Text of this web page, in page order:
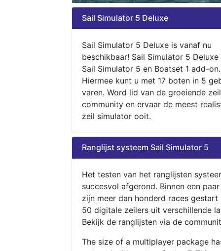
Sail Simulator 5 Deluxe
Sail Simulator 5 Deluxe is vanaf nu
beschikbaar! Sail Simulator 5
Sail Simulator 5 en Boatset 1 add-on.
Hiermee kunt u met 17 boten in 5
varen. Word lid van de groeiende zeil
community en ervaar de meest
zeil simulator ooit.
Ranglijst systeem Sail Simulator 5
Het testen van het ranglijsten
succesvol afgerond. Binnen een
zijn meer dan honderd races gestart
50 digitale zeilers uit verschillende
Bekijk de ranglijsten via de
The size of a multiplayer package